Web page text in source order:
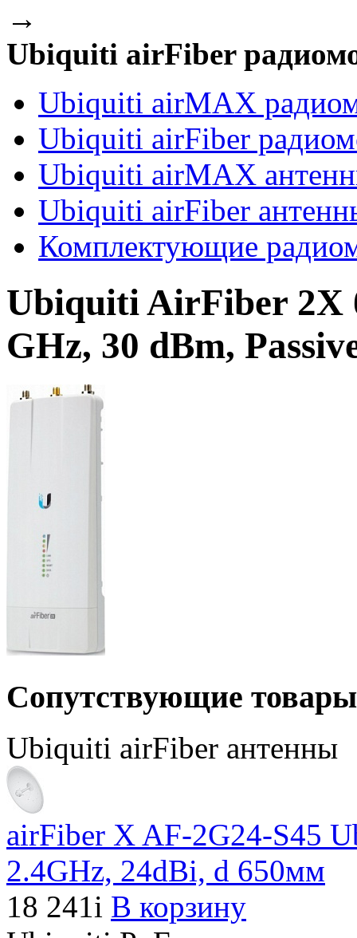
→
Ubiquiti airFiber
Ubiquiti airMAX
Ubiquiti airFiber
Ubiquiti airMAX
Ubiquiti airFiber
Комплектующие
Ubiquiti AirFiber 2X
GHz, 30 dBm,
Сопутствующие товары
Ubiquiti airFiber антенны
airFiber X AF-2G24-S45
2.4GHz, 24dBi, d 650мм
18 241i В корзину